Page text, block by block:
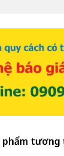
phẩm